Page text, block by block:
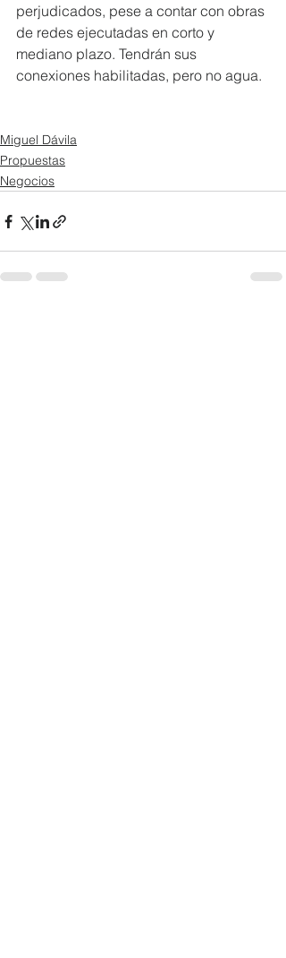
perjudicados, pese a contar con obras
de redes ejecutadas en corto y
mediano plazo. Tendrán sus
conexiones habilitadas, pero no agua.
Miguel Dávila
Propuestas
Negocios